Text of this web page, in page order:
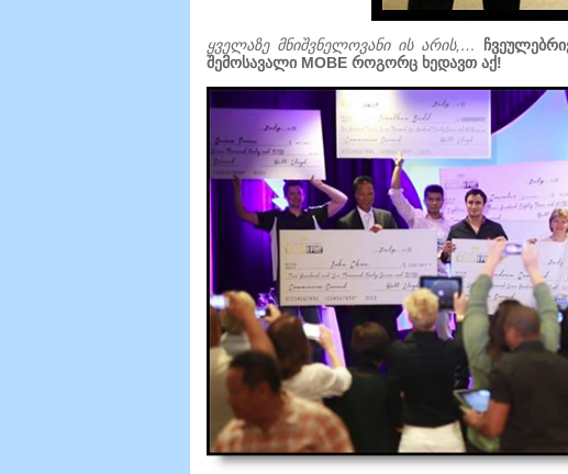
ყველაზე მნიშვნელოვანი ის არის,…
შემოსავალი MOBE როგორც ხედავთ აქ!